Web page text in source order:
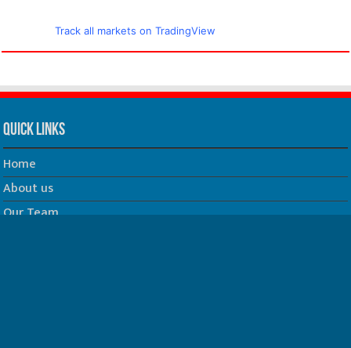
Track all markets on TradingView
Quick Links
Home
About us
Our Team